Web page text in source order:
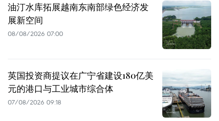
油汀水库拓展越南东南部绿色经济发
展新空间
08/08/2026 07:00
英国投资商提议在广宁省建设180亿美
元的港口与工业城市综合体
07/08/2026 09:18